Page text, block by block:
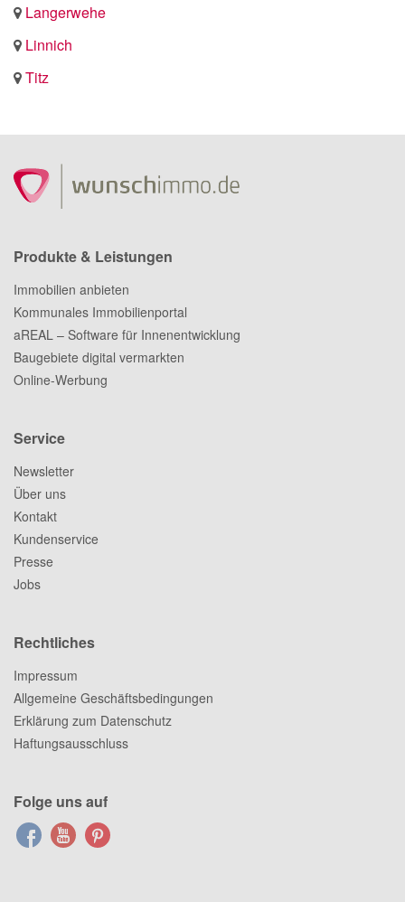
Langerwehe
Linnich
Titz
Produkte & Leistungen
Immobilien anbieten
Kommunales Immobilienportal
aREAL – Software für Innenentwicklung
Baugebiete digital vermarkten
Online-Werbung
Service
Newsletter
Über uns
Kontakt
Kundenservice
Presse
Jobs
Rechtliches
Impressum
Allgemeine Geschäftsbedingungen
Erklärung zum Datenschutz
Haftungsausschluss
Folge uns auf